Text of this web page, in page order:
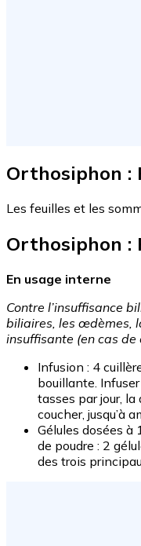
Orthosiphon :
Les feuilles et les
Orthosiphon :
En usage interne
Contre l’insuffisance
biliaires, les œdèmes,
insuffisante (en cas
Infusion : 4
bouillante.
tasses par jour,
coucher, jusqu’à
Gélules dosées à
de poudre : 2
des trois